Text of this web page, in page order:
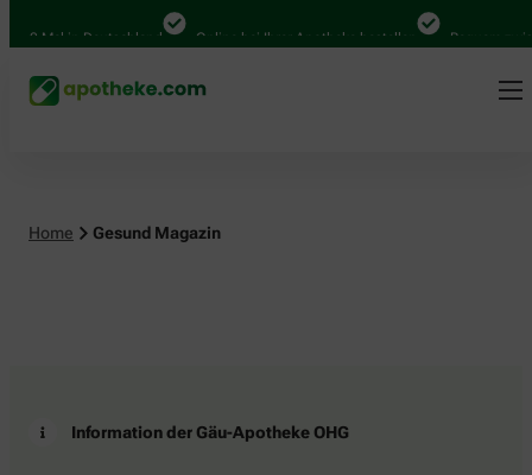
Mal in Deutschland Online bei Ihrer Apotheke bestellen Bequem
Home Gesund Magazin
Information der Gäu-Apotheke OHG